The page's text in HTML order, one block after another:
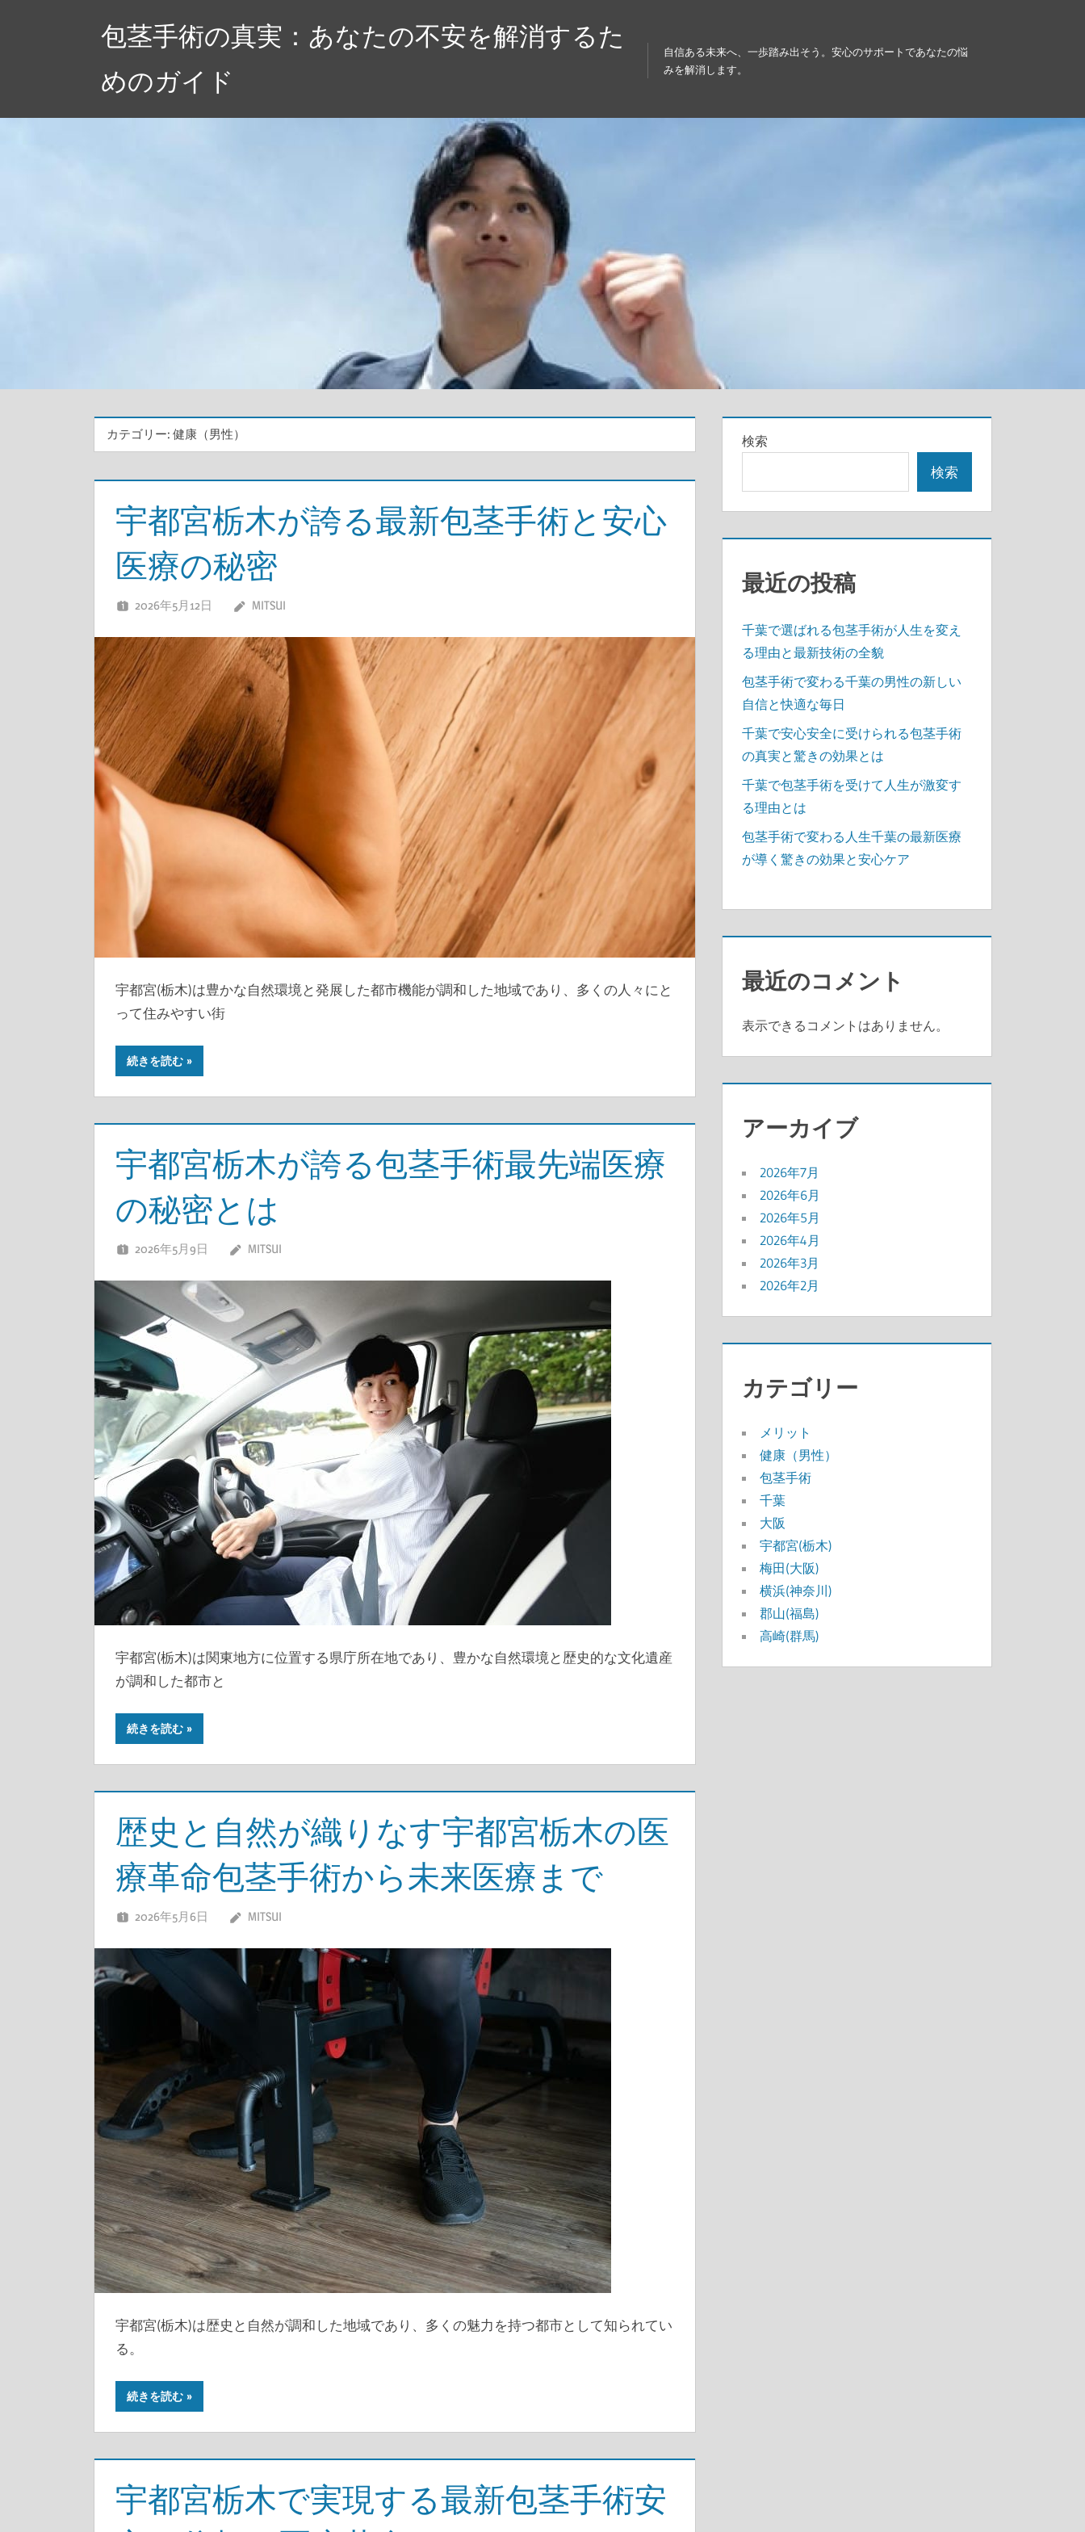
包茎手術の真実：あなたの不安を解消するた
めのガイド
自信ある未来へ、一歩踏み出そう。安心のサポートであなたの悩
みを解消します。
カテゴリー: 健康（男性）
宇都宮栃木が誇る最新包茎手術と安心
医療の秘密
2026年5月12日 MITSUI
宇都宮(栃木)は豊かな自然環境と発展した都市機能が調和した地域であり、多くの人々にと
って住みやすい街
続きを読む
宇都宮栃木が誇る包茎手術最先端医療
の秘密とは
2026年5月9日 MITSUI
宇都宮(栃木)は関東地方に位置する県庁所在地であり、豊かな自然環境と歴史的な文化遺産
が調和した都市と
続きを読む
歴史と自然が織りなす宇都宮栃木の医
療革命包茎手術から未来医療まで
2026年5月6日 MITSUI
宇都宮(栃木)は歴史と自然が調和した地域であり、多くの魅力を持つ都市として知られてい
る。
続きを読む
宇都宮栃木で実現する最新包茎手術安
検索
検索
最近の投稿
千葉で選ばれる包茎手術が人生を変え
る理由と最新技術の全貌
包茎手術で変わる千葉の男性の新しい
自信と快適な毎日
千葉で安心安全に受けられる包茎手術
の真実と驚きの効果とは
千葉で包茎手術を受けて人生が激変す
る理由とは
包茎手術で変わる人生千葉の最新医療
が導く驚きの効果と安心ケア
最近のコメント
表示できるコメントはありません。
アーカイブ
2026年7月
2026年6月
2026年5月
2026年4月
2026年3月
2026年2月
カテゴリー
メリット
健康（男性）
包茎手術
千葉
大阪
宇都宮(栃木)
梅田(大阪)
横浜(神奈川)
郡山(福島)
高崎(群馬)